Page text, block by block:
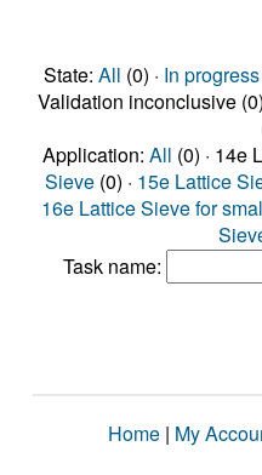
State: All (0) · In progress
Validation inconclusive (0)
Application: All (0) · 14e
Sieve (0) · 15e Lattice
16e Lattice Sieve for
Task name:
Home | My